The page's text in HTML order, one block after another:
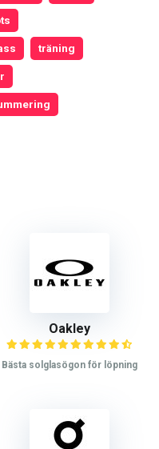
träning
Oakley
Bästa solglasögon för löpning